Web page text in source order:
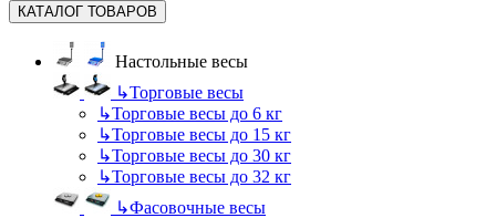
КАТАЛОГ ТОВАРОВ
Настольные весы
↳Торговые весы
↳Торговые весы до 6 кг
↳Торговые весы до 15 кг
↳Торговые весы до 30 кг
↳Торговые весы до 32 кг
↳Фасовочные весы